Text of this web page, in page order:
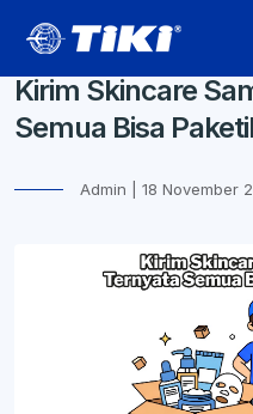
Kirim Skincare
Semua Bisa
Admin | 18 November